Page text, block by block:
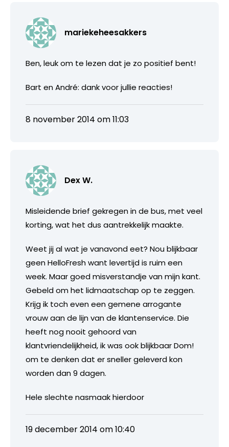
mariekeheesakkers
Ben, leuk om te lezen dat je zo positief bent!
Bart en André: dank voor jullie reacties!
8 november 2014 om 11:03
Dex W.
Misleidende brief gekregen in de bus, met veel
korting, wat het dus aantrekkelijk maakte.
Weet jij al wat je vanavond eet? Nou blijkbaar
geen HelloFresh want levertijd is ruim een
week. Maar goed misverstandje van mijn kant.
Gebeld om het lidmaatschap op te zeggen.
Krijg ik toch even een gemene arrogante
vrouw aan de lijn van de klantenservice. Die
heeft nog nooit gehoord van
klantvriendelijkheid, ik was ook blijkbaar Dom!
om te denken dat er sneller geleverd kon
worden dan 9 dagen.
Hele slechte nasmaak hierdoor
19 december 2014 om 10:40